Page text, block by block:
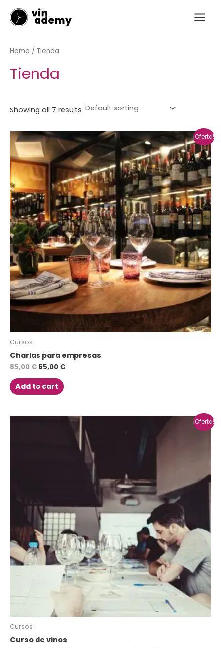
contenido
Home / Tienda
Tienda
Showing all 7 results
¡Oferta!
Cursos
Charlas para empresas
85,00€ 65,00 €
Add to cart
¡Oferta!
Cursos
Curso de vinos